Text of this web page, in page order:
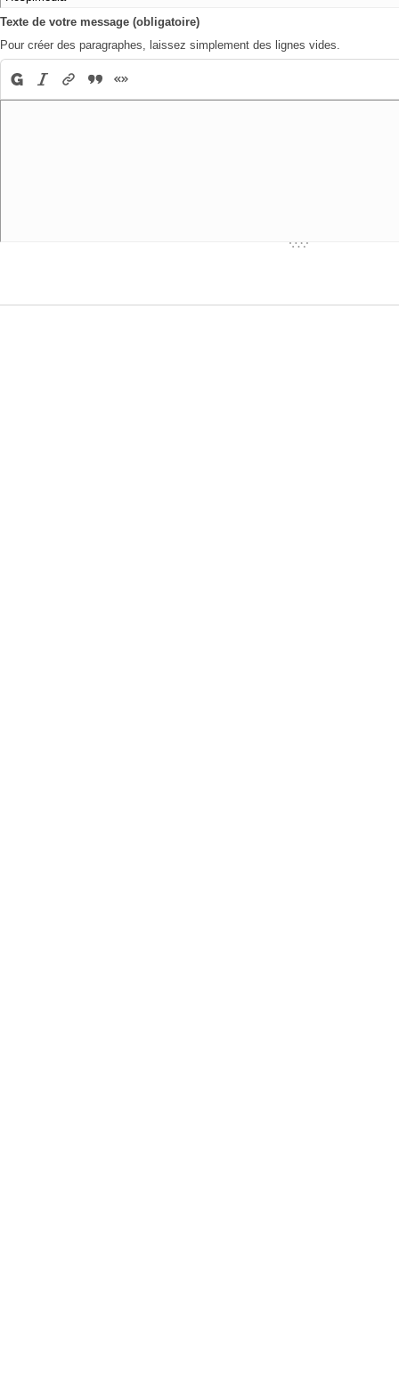
Texte de votre message (obligatoire)
Pour créer des paragraphes, laissez simplement des lignes vides.